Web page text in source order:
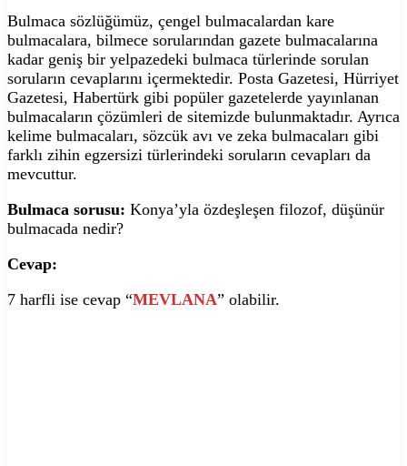
Bulmaca sözlüğümüz, çengel bulmacalardan kare
bulmacalara, bilmece sorularından gazete bulmacalarına
kadar geniş bir yelpazedeki bulmaca türlerinde sorulan
soruların cevaplarını içermektedir. Posta Gazetesi, Hürriyet
Gazetesi, Habertürk gibi popüler gazetelerde yayınlanan
bulmacaların çözümleri de sitemizde bulunmaktadır. Ayrıca
kelime bulmacaları, sözcük avı ve zeka bulmacaları gibi
farklı zihin egzersizi türlerindeki soruların cevapları da
mevcuttur.
Bulmaca sorusu: Konya’yla özdeşleşen filozof, düşünür
bulmacada nedir?
Cevap:
7 harfli ise cevap “MEVLANA” olabilir.